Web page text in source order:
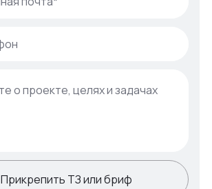
Прикрепить ТЗ или бриф